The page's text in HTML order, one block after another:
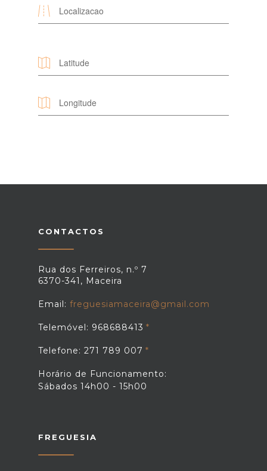
CONTACTOS
Rua dos Ferreiros, n.º 7
6370-341, Maceira
Email: freguesiamaceira@gmail.com
Telemóvel: 968688413
Telefone: 271 789 007
Horário de Funcionamento:
Sábados 14h00 - 15h00
FREGUESIA